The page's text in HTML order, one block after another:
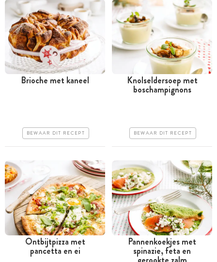
Makkelijk
Brioche met kaneel
BEWAAR DIT RECEPT
Tussen 30 minuten en 1
Knolseldersoep met
boschampignons
BEWAAR DIT RECEPT
Minder dan 30 minuten
Ontbijtpizza met
pancetta en ei Minder dan 30 minuten
Pannenkoekjes met
spinazie, feta en